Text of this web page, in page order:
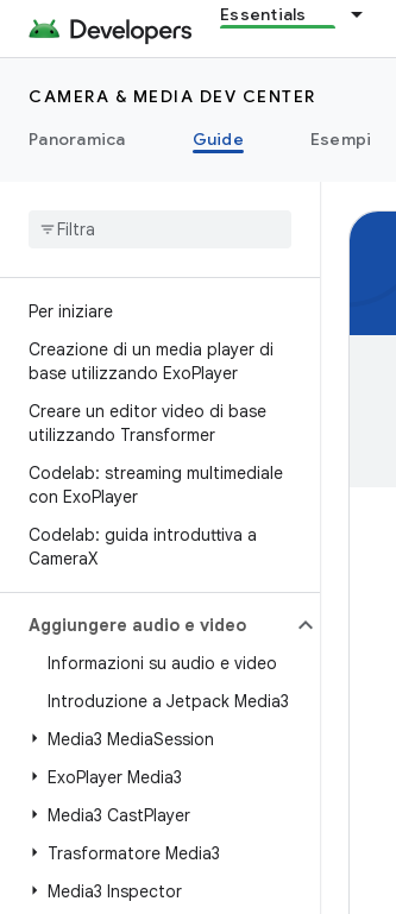
Essentials
CAMERA & MEDIA DEV CENTER
Panoramica
Guide Esempi
Per iniziare
Creazione di un media player di
base utilizzando ExoPlayer
Creare un editor video di base
utilizzando Transformer
Codelab: streaming multimediale
con ExoPlayer
Codelab: guida introduttiva a
CameraX
Aggiungere audio e video
Informazioni su audio e video
Introduzione a Jetpack Media3
Media3 MediaSession
ExoPlayer Media3
Media3 CastPlayer
Trasformatore Media3
Media3 Inspector